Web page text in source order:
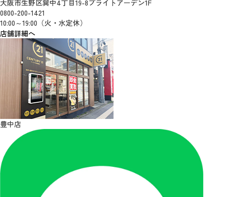
大阪市生野区巽中4丁目19-8ブライトアーデン1F
0800-200-1421
10:00～19:00（火・水定休）
店舗詳細へ
豊中店